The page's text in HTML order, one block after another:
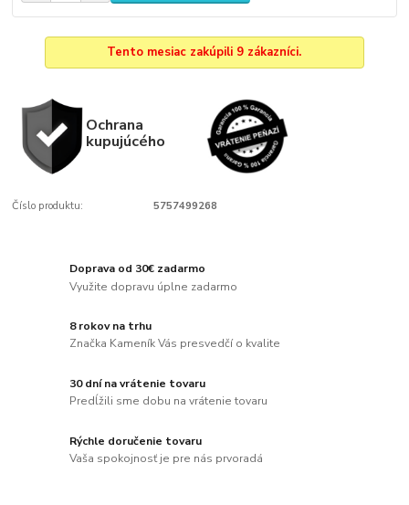
Tento mesiac zakúpili 9 zákazníci.
Ochrana
kupujúcého
Číslo produktu: 5757499268
Doprava od 30€ zadarmo
Využite dopravu úplne zadarmo
8 rokov na trhu
Značka Kameník Vás presvedčí o kvalite
30 dní na vrátenie tovaru
Predĺžili sme dobu na vrátenie tovaru
Rýchle doručenie tovaru
Vaša spokojnosť je pre nás prvoradá